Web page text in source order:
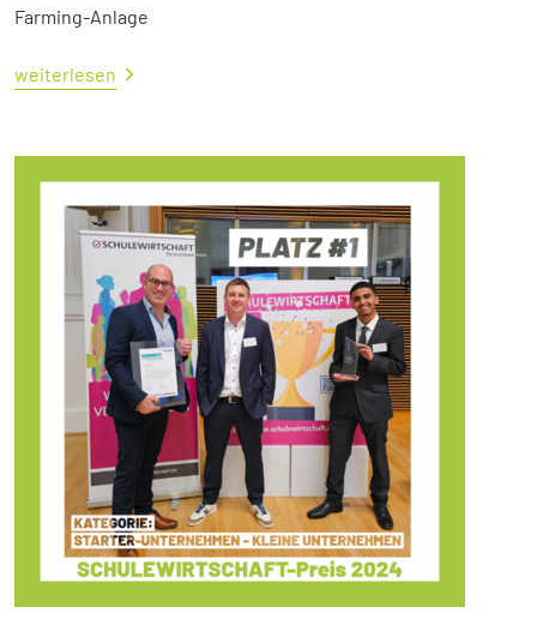
Farming-Anlage
weiterlesen